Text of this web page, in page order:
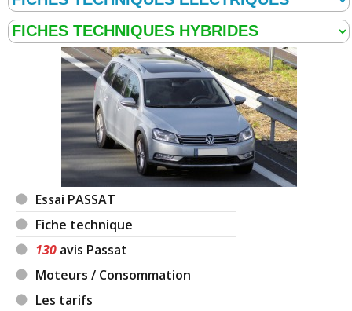
Essai PASSAT
Fiche technique
130 avis Passat
Moteurs / Consommation
Les tarifs